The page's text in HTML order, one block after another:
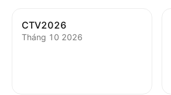
CTV2026
Tháng 10 2026